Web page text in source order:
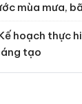
mùa mưa,
hoạch thực
tạo